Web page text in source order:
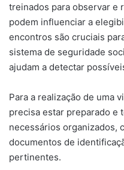
treinados para observar e
podem influenciar a
encontros são cruciais
sistema de seguridade
ajudam a detectar
Para a realização de uma
precisa estar preparado e
necessários organizados,
documentos de
pertinentes.